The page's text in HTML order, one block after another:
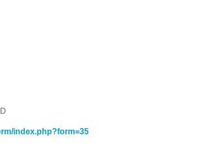
index.php?form=35